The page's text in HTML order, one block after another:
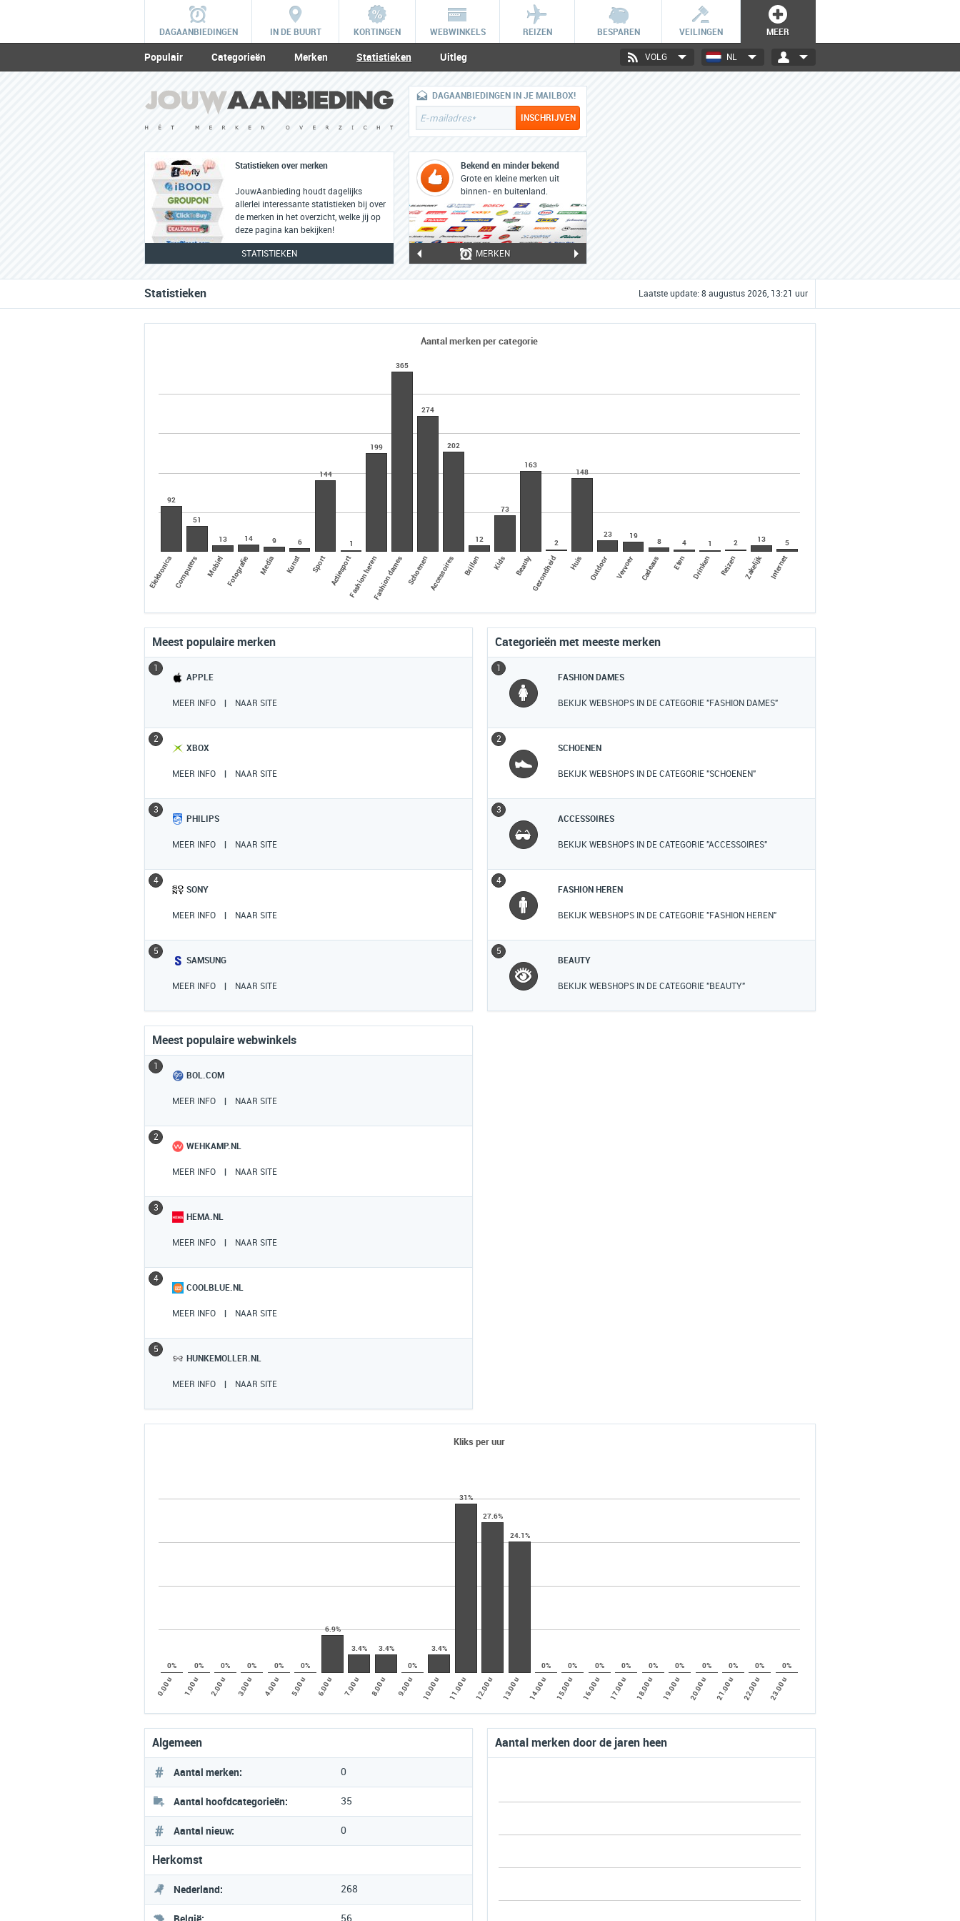
DAGAANBIEDINGEN IN DE BUURT KORTINGEN WEBWINKELS REIZEN BESPAREN VEILINGEN MEER
Populair Categorieën Merken Statistieken Uitleg NL
VOLG
Statistieken over merken
JouwAanbieding houdt dagelijks
allerlei interessante statistieken bij over
de merken in het overzicht, welke jij op
deze pagina kan bekijken!
STATISTIEKEN
DAGAANBIEDINGEN IN JE MAILBOX!
Bekend én minder bekend
Grote en kleine merken uit
binnen- en buitenland.
MERKEN
Statistieken Laatste update: 8 augustus 2026, 13:21 uur
Elektronica Computers Mobiel Fotografie Media Kunst Sport ActiesportFashion herenFashion dames Schoenen Accessoires Brillen Kids BeautyGezondheid Huis Outdoor Vervoer Cadeaus Eten Drinken Reizen Zakelijk Internet
92
51
13 14 9 6
144
1
199
365
274
202
12
73
163
2
148
23 19
8 4 1 2 13 5
Aantal merken per categorie
Meest populaire merken
1
APPLE
MEER INFO NAAR SITE
2
XBOX
MEER INFO NAAR SITE
3
PHILIPS
MEER INFO NAAR SITE
4
SONY
MEER INFO NAAR SITE
5
SAMSUNG
MEER INFO NAAR SITE
Categorieën met meeste merken
1
BEKIJK WEBSHOPS IN DE CATEGORIE "FASHION DAMES"
FASHION DAMES
2
BEKIJK WEBSHOPS IN DE CATEGORIE "SCHOENEN"
SCHOENEN
3
BEKIJK WEBSHOPS IN DE CATEGORIE "ACCESSOIRES"
ACCESSOIRES
4
BEKIJK WEBSHOPS IN DE CATEGORIE "FASHION HEREN"
FASHION HEREN
5
BEKIJK WEBSHOPS IN DE CATEGORIE "BEAUTY"
BEAUTY
Meest populaire webwinkels
1
BOL.COM
MEER INFO NAAR SITE
2
WEHKAMP.NL
MEER INFO NAAR SITE
3
HEMA.NL
MEER INFO NAAR SITE
4
COOLBLUE.NL
MEER INFO NAAR SITE
5
HUNKEMOLLER.NL
MEER INFO NAAR SITE
0.00 u 1.00 u 2.00 u 3.00 u 4.00 u 5.00 u 6.00 u 7.00 u 8.00 u 9.00 u 10.00 u 11.00 u 12.00 u 13.00 u 14.00 u 15.00 u 16.00 u 17.00 u 18.00 u 19.00 u 20.00 u 21.00 u 22.00 u 23.00 u
0% 0% 0% 0% 0% 0%
6.9%
3.4% 3.4%
0%
3.4%
31%
27.6%
24.1%
0% 0% 0% 0% 0% 0% 0% 0% 0% 0%
Kliks per uur
Algemeen
Aantal merken: 0
Aantal hoofdcategorieën: 35
Aantal nieuw: 0
Herkomst
Nederland: 268
56
Aantal merken door de jaren heen